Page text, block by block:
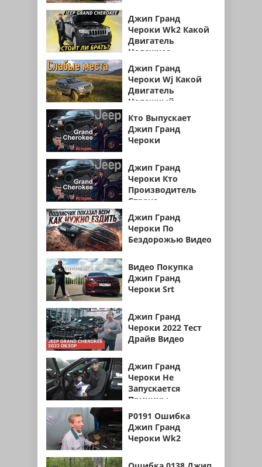
Джип Гранд
Чероки Wk2 Какой
Двигатель
Надежнее
Джип Гранд
Чероки Wj Какой
Двигатель
Надежный
Кто Выпускает
Джип Гранд
Чероки
Джип Гранд
Чероки Кто
Производитель
Страна
Джип Гранд
Чероки По
Бездорожью Видео
Видео Покупка
Джип Гранд
Чероки Srt
Джип Гранд
Чероки 2022 Тест
Драйв Видео
Джип Гранд
Чероки Не
Запускается
Причины
Р0191 Ошибка
Джип Гранд
Чероки Wk2